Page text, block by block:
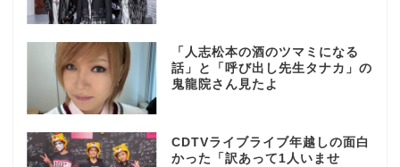
「人志松本の酒のツマミになる
話」と「呼び出し先生タナカ」の
鬼龍院さん見たよ
CDTVライブライブ年越しの面白
かった「訳あって1人いませ